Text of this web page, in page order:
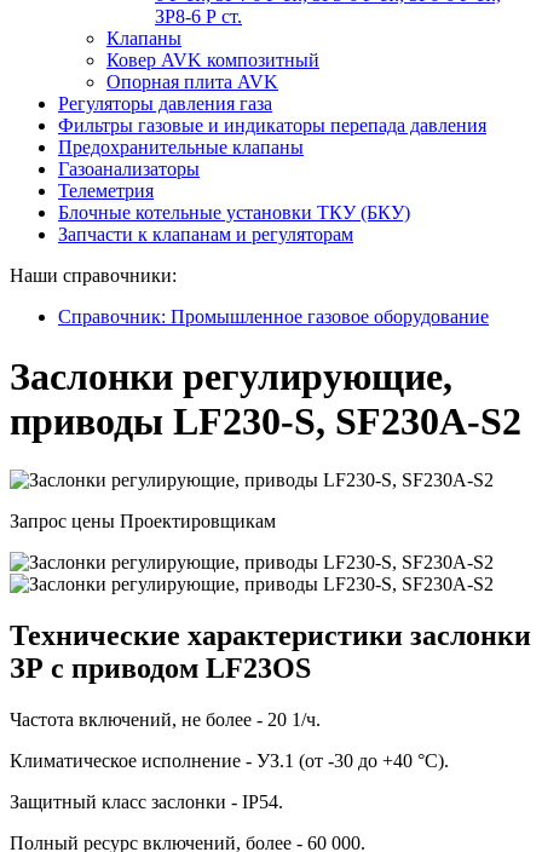
ЗР8-6 Р ст.
Клапаны
Ковер AVK композитный
Опорная плита AVK
Регуляторы давления газа
Фильтры газовые и индикаторы перепада давления
Предохранительные клапаны
Газоанализаторы
Телеметрия
Блочные котельные установки ТКУ (БКУ)
Запчасти к клапанам и регуляторам
Наши справочники:
Справочник: Промышленное газовое оборудование
Заслонки регулирующие,
приводы LF230-S, SF230A-S2
Запрос цены Проектировщикам
Технические характеристики заслонки
ЗР с приводом LF23OS
Частота включений, не более - 20 1/ч.
Климатическое исполнение - УЗ.1 (от -30 до +40 °С).
Защитный класс заслонки - IP54.
Полный ресурс включений, более - 60 000.